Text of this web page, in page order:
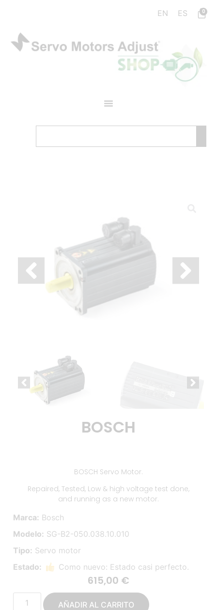
EN ES 0
BOSCH
BOSCH Servo Motor.
Repaired, Tested, Low & high voltage test done,
and running as a new motor.
Marca: Bosch
Modelo: SG-B2-050.038.10.010
Tipo: Servo motor
Estado:
Como nuevo: Estado casi perfecto.
615,00 €
AÑADIR AL CARRITO